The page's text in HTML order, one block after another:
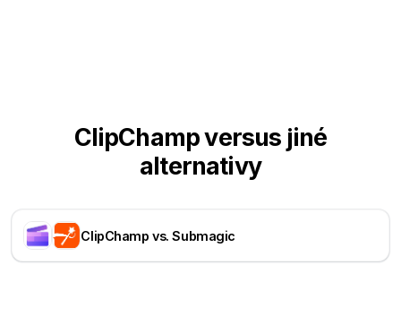
ClipChamp versus jiné
alternativy
ClipChamp vs. Submagic